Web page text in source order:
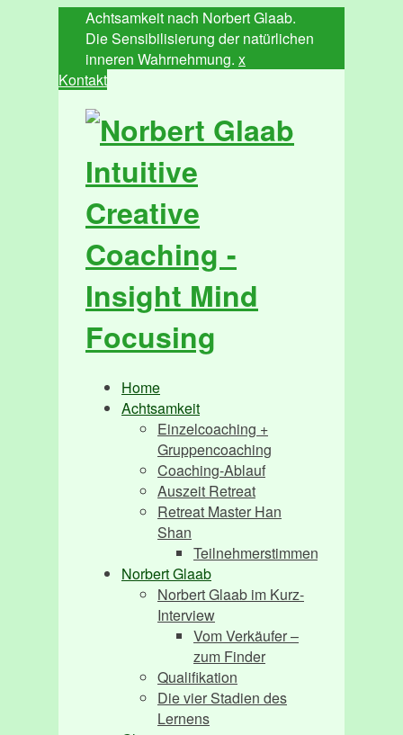
Achtsamkeit nach Norbert Glaab.
Die Sensibilisierung der natürlichen
inneren Wahrnehmung. x
Kontakt
Home
Achtsamkeit
Einzelcoaching +
Gruppencoaching
Coaching-Ablauf
Auszeit Retreat
Retreat Master Han
Shan
Teilnehmerstimmen
Norbert Glaab
Norbert Glaab im Kurz-
Interview
Vom Verkäufer –
zum Finder
Qualifikation
Die vier Stadien des
Lernens